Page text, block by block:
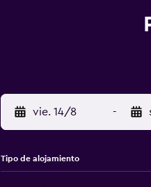
vie. 14/8 -
Tipo de alojamiento